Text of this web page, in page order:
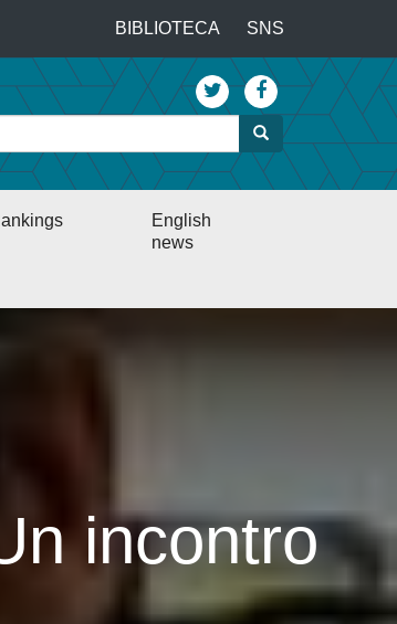
Top
menu
BIBLIOTECA SNS
Cerca
Cerca
English
news
incontro